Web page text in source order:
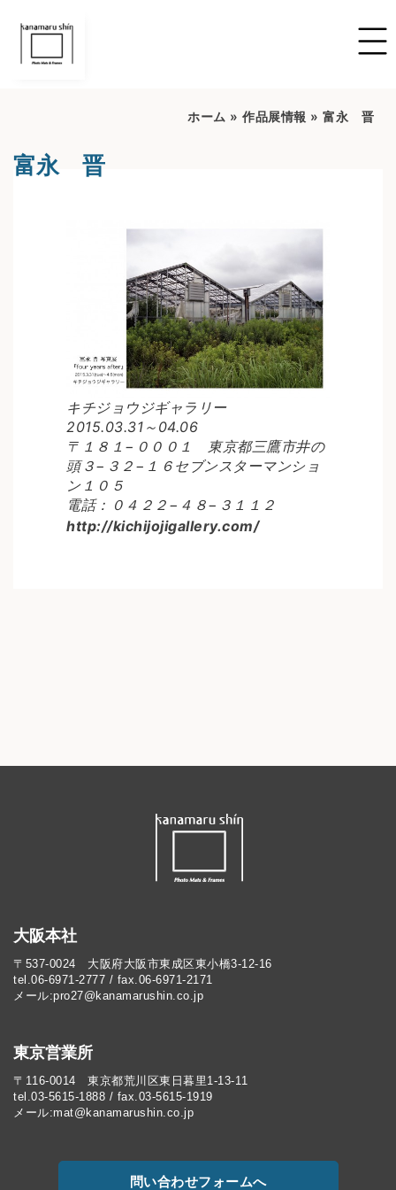
ホーム » 作品展情報 » 富永 晋
富永 晋
キチジョウジギャラリー
2015.03.31～04.06
〒１８１−０００１ 東京都三鷹市井の
頭３−３２−１６セブンスターマンショ
ン１０５
電話：０４２２−４８−３１１２
http://kichijojigallery.com/
大阪本社
〒537-0024 大阪府大阪市東成区東小橋3-12-16
tel.06-6971-2777 / fax.06-6971-2171
メール:pro27@kanamarushin.co.jp​
東京営業所
〒116-0014 東京都荒川区東日暮里1-13-11
tel.03-5615-1888 / fax.03-5615-1919
メール:mat@kanamarushin.co.jp
問い合わせフォームへ